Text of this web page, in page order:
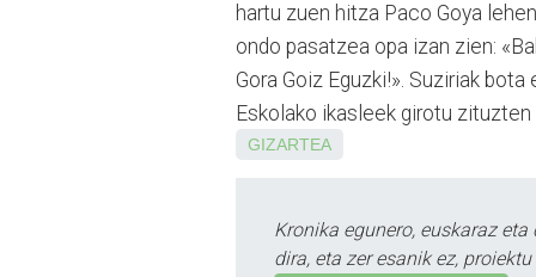
hartu zuen hitza Paco Goya
ondo pasatzea opa izan zien:
Gora Goiz Eguzki!». Suziriak
Eskolako ikasleek girotu
GIZARTEA
Kronika egunero, euskaraz
dira, eta zer esanik ez,